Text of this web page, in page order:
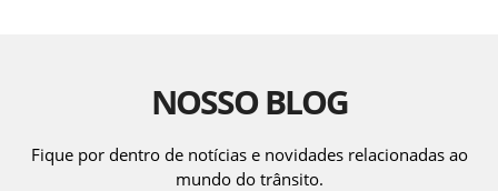
NOSSO BLOG
Fique por dentro de notícias e novidades relacionadas ao
mundo do trânsito.